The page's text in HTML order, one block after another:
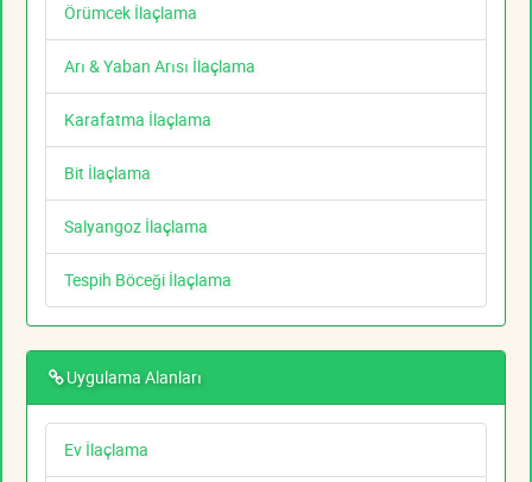
Örümcek İlaçlama
Arı & Yaban Arısı İlaçlama
Karafatma İlaçlama
Bit İlaçlama
Salyangoz İlaçlama
Tespih Böceği İlaçlama
Uygulama Alanları
Ev İlaçlama